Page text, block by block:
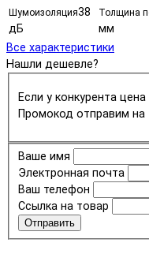
Шумоизоляция38
дБ
Толщина
мм
Все характеристики
Нашли дешевле?
Если у конкурента
Промокод отправим на
Ваше имя
Электронная почта
Ваш телефон
Ссылка на товар
Отправить